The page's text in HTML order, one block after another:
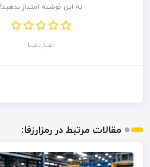
به این نوشته امتیاز بدهید!
امتیاز دهید!
مقالات مرتبط در رمزارزفا: